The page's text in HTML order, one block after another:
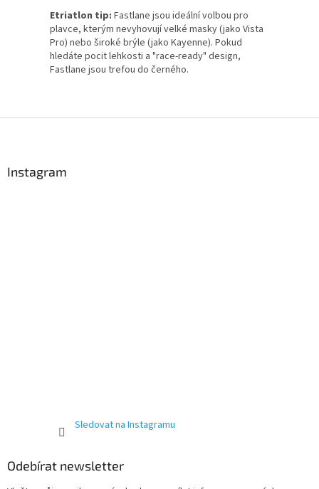
Etriatlon tip: Fastlane jsou ideální volbou pro
plavce, kterým nevyhovují velké masky (jako Vista
Pro) nebo široké brýle (jako Kayenne). Pokud
hledáte pocit lehkosti a "race-ready" design,
Fastlane jsou trefou do černého.
Instagram
Sledovat na Instagramu
Odebírat newsletter